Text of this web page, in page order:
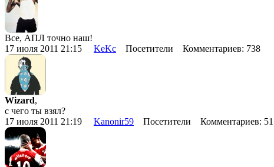
Все, АПЛ точно наш!
17 июля 2011 21:15 KeKc Посетители Комментариев: 738
Wizard,
с чего ты взял?
17 июля 2011 21:19 Kanonir59 Посетители Комментариев: 51